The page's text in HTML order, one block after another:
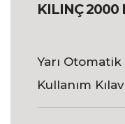
KILINÇ 2000
Yarı
Kullanım